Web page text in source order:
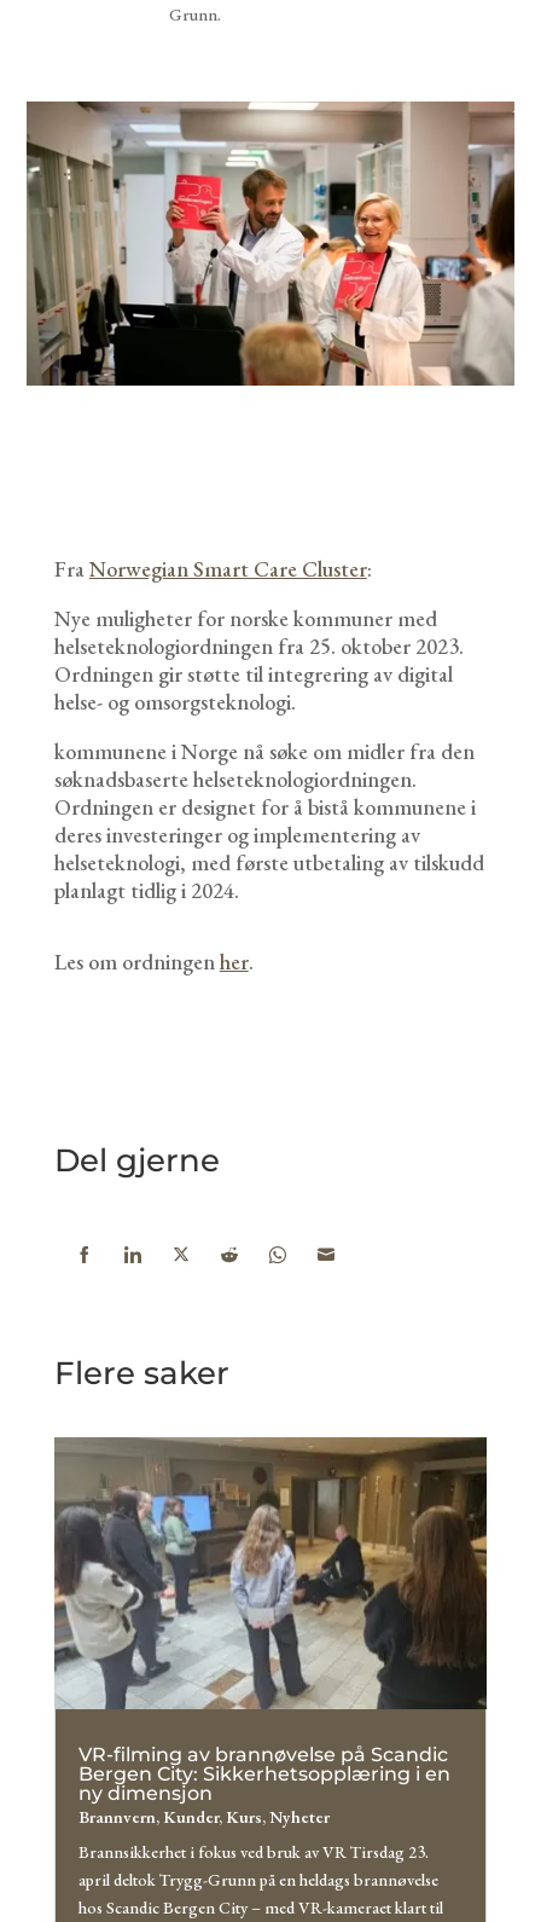
Grunn.
FraNorwegian Smart Care Cluster:
Nye muligheter for norske kommuner med
helseteknologiordningen fra 25. oktober 2023.
Ordningen gir støtte til integrering av digital
helse- og omsorgsteknologi.
kommunene i Norge nå søke om midler fra den
søknadsbaserte helseteknologiordningen.
Ordningen er designet for å bistå kommunene i
deres investeringer og implementering av
helseteknologi, med første utbetaling av tilskudd
planlagt tidlig i 2024.
Les om ordningenher.
Del gjerne
Flere saker
VR-filming av brannøvelse på Scandic
Bergen City: Sikkerhetsopplæring i en
ny dimensjon
Brannvern, Kunder, Kurs,Nyheter
Brannsikkerhet i fokus ved bruk av VR Tirsdag 23.
april deltok Trygg-Grunn på en heldags brannøvelse
hos Scandic Bergen City – med VR-kameraet klart til